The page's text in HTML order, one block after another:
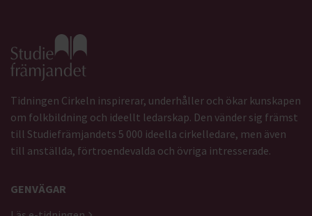
Gå till studiefrämjandets startsida
Tidningen Cirkeln inspirerar, underhåller och ökar kunskapen
om folkbildning och ideellt ledarskap. Den vänder sig främst
till Studiefrämjandets 5 000 ideella cirkelledare, men även
till anställda, förtroendevalda och övriga intresserade.
GENVÄGAR